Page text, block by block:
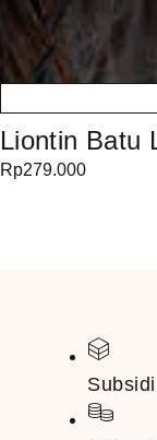
Liontin Batu
Rp279.000